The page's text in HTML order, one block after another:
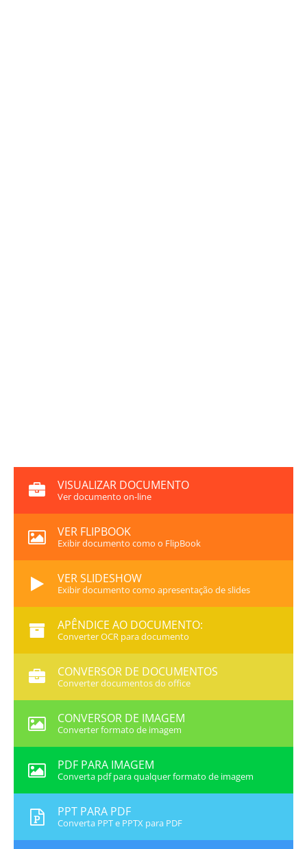
VISUALIZAR DOCUMENTO
Ver documento on-line
VER FLIPBOOK
Exibir documento como o FlipBook
VER SLIDESHOW
Exibir documento como apresentação de slides
APÊNDICE AO DOCUMENTO:
Converter OCR para documento
CONVERSOR DE DOCUMENTOS
Converter documentos do office
CONVERSOR DE IMAGEM
Converter formato de imagem
PDF PARA IMAGEM
Converta pdf para qualquer formato de imagem
PPT PARA PDF
Converta PPT e PPTX para PDF